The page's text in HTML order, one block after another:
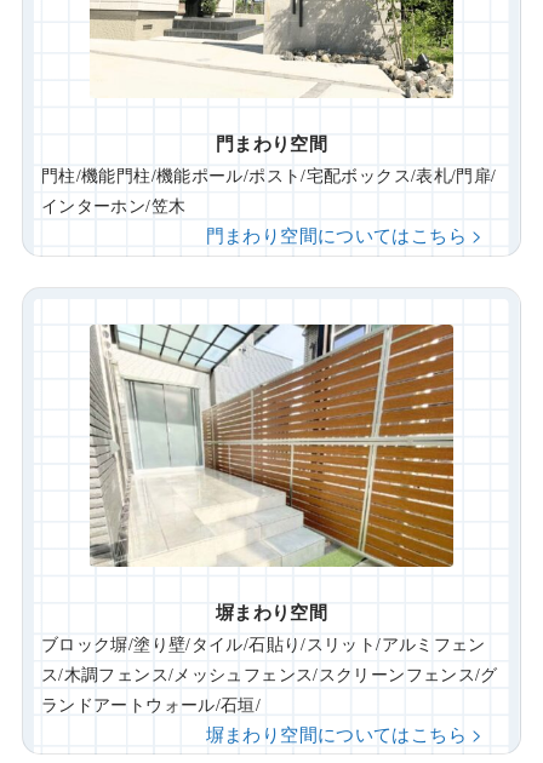
門まわり空間
門柱/機能門柱/機能ポール/ポスト/宅配ボックス/表札/門扉/
インターホン/笠木
門まわり空間についてはこちら >
塀まわり空間
ブロック塀/塗り壁/タイル/石貼り/スリット/アルミフェン
ス/木調フェンス/メッシュフェンス/スクリーンフェンス/グ
ランドアートウォール/石垣/
塀まわり空間についてはこちら >